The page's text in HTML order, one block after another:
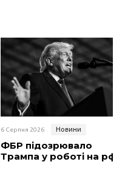
6 Серпня 2026 Новини
ФБР підозрювало
Трампа у роботі на рф